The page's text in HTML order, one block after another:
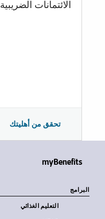
الائتمانات الضريبية
تحقق من أهليتك
myBenefits
البرامج
التعليم الغذائي